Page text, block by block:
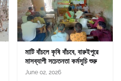
মাটি বাঁচলে কৃষি বাঁচবে, বারুইপুরে
মাসব্যাপী সচেতনতা কর্মসূচি শুরু
June 02, 2026